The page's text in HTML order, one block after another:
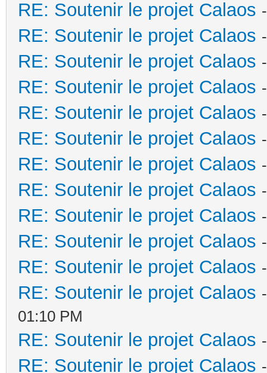
RE: Soutenir le projet Calaos
RE: Soutenir le projet Calaos
RE: Soutenir le projet Calaos
RE: Soutenir le projet Calaos
RE: Soutenir le projet Calaos
RE: Soutenir le projet Calaos
RE: Soutenir le projet Calaos
RE: Soutenir le projet Calaos
RE: Soutenir le projet Calaos
RE: Soutenir le projet Calaos
RE: Soutenir le projet Calaos
RE: Soutenir le projet Calaos
01:10 PM
RE: Soutenir le projet Calaos
RE: Soutenir le projet Calaos